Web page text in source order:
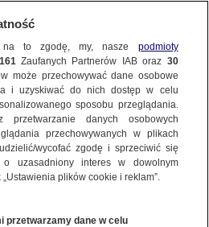
na to zgodę, my, nasze podmioty
161Zaufanych Partnerów IAB oraz 30
może przechowywać dane osobowe
i uzyskiwać do nich dostęp w celu
sposobu przeglądania.
danych osobowych
przechowywanych w plikach
wycofać zgodę i sprzeciwić się
uzasadniony interes w dowolnym
plików cookie i reklam”.
przetwarzamy dane w celu